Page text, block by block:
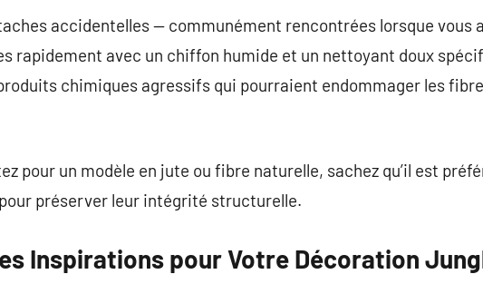
accidentelles — communément rencontrées lorsque vous
rapidement avec un chiffon humide et un nettoyant doux
chimiques agressifs qui pourraient endommager les
pour un modèle en jute ou fibre naturelle, sachez qu’il est
préserver leur intégrité structurelle.
Inspirations pour Votre Décoration